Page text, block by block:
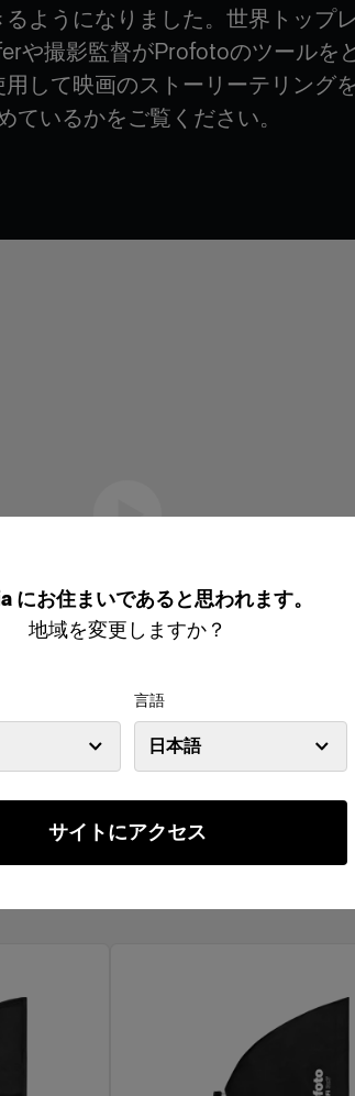
にお住まいであると思われます。
地域を変更しますか？
言語
日本語
サイトにアクセス
るようになりました。世界トップレ
や撮影監督がProfotoのツールを
して映画のストーリーテリングを
ているかをご覧ください。